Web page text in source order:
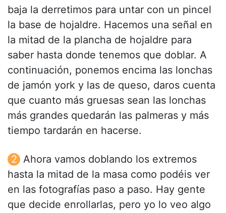
baja la derretimos para untar con un pincel
la base de hojaldre. Hacemos una señal en
la mitad de la plancha de hojaldre para
saber hasta donde tenemos que doblar. A
continuación, ponemos encima las lonchas
de jamón york y las de queso, daros cuenta
que cuanto más gruesas sean las lonchas
más grandes quedarán las palmeras y más
tiempo tardarán en hacerse.
Ahora vamos doblando los extremos
hasta la mitad de la masa como podéis ver
en las fotografías paso a paso. Hay gente
que decide enrollarlas, pero yo lo veo algo